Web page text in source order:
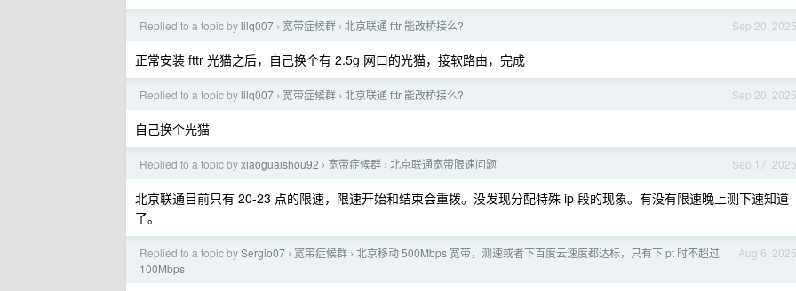
Sep 20, 2025
Replied to a topic by lilq007 › 宽带症候群 › 北京联通 fttr 能改桥接么?
正常安装 fttr 光猫之后，自己换个有 2.5g 网口的光猫，接软路由，完成
Sep 20, 2025
Replied to a topic by lilq007 › 宽带症候群 › 北京联通 fttr 能改桥接么?
自己换个光猫
Sep 17, 2025
Replied to a topic byxiaoguaishou92 › 宽带症候群 › 北京联通宽带限速问题
北京联通目前只有 20-23 点的限速，限速开始和结束会重拨。没发现分配特殊 ip 段的现象。有没有限速晚上测下速知道
了。
Aug 6, 2025
Replied to a topic bySergio07 › 宽带症候群 › 北京移动 500Mbps 宽带，测速或者下百度云速度都达标，只有下 pt 时不超过
100Mbps